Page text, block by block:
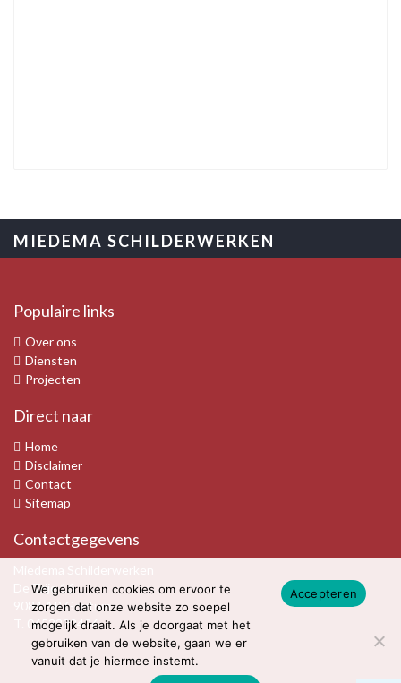
MIEDEMA SCHILDERWERKEN
Populaire links
Over ons
Diensten
Projecten
Direct naar
Home
Disclaimer
Contact
Sitemap
Contactgegevens
De Trije 16
9084 AP Goutum
0653322426
We gebruiken cookies om ervoor te
zorgen dat onze website zo soepel
mogelijk draait. Als je doorgaat met het
gebruiken van de website, gaan we er
vanuit dat je hiermee instemt.
Accepteren